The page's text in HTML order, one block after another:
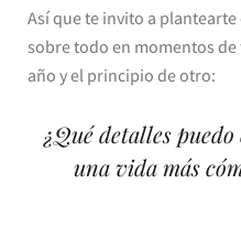
Así que te invito a
sobre todo en momentos
año y el principio de otro:
¿Qué detalles
una vida más